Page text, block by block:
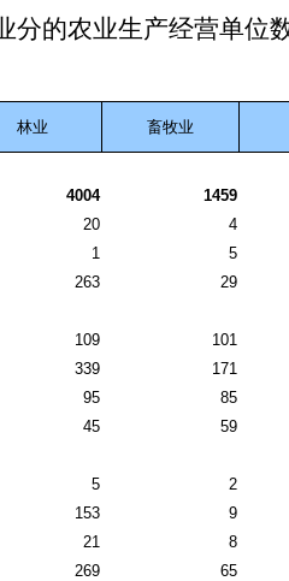
分的农业生产经营单位
林业 畜牧业
4004 1459
20 4
1 5
263 29
109 101
339 171
95 85
45 59
5 2
153 9
21 8
269 65